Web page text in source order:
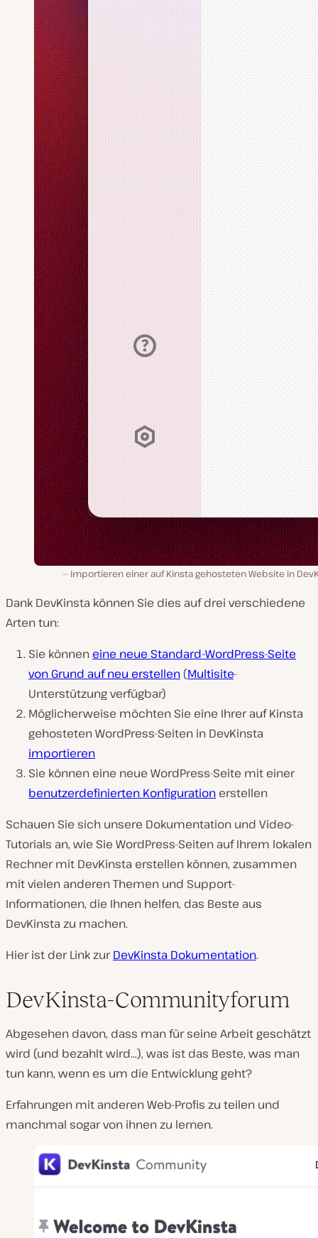
Importieren einer auf Kinsta gehosteten Website in
Dank DevKinsta können Sie dies auf drei verschiedene
Arten tun:
Sie können eine neue Standard-WordPress-Seite
von Grund auf neu erstellen (Multisite-
Unterstützung verfügbar)
Möglicherweise möchten Sie eine Ihrer auf Kinsta
gehosteten WordPress-Seiten in DevKinsta
importieren
Sie können eine neue WordPress-Seite mit einer
benutzerdefinierten Konfiguration erstellen
Schauen Sie sich unsere Dokumentation und Video-
Tutorials an, wie Sie WordPress-Seiten auf Ihrem lokalen
Rechner mit DevKinsta erstellen können, zusammen
mit vielen anderen Themen und Support-
Informationen, die Ihnen helfen, das Beste aus
DevKinsta zu machen.
Hier ist der Link zurDevKinsta Dokumentation.
DevKinsta-Communityforum
Abgesehen davon, dass man für seine Arbeit geschätzt
wird (und bezahlt wird…), was ist das Beste, was man
tun kann, wenn es um die Entwicklung geht?
Erfahrungen mit anderen Web-Profis zu teilen und
manchmal sogar von ihnen zu lernen.